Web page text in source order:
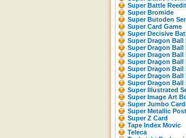
Super Battle
Super Bromide
Super Butoden
Super Card Game
Super Decisive
Super Dragon Ball
Super Dragon Ball
Super Dragon Ball
Super Dragon Ball
Super Dragon Ball
Super Dragon Ball
Super Dragon Ball
Super Illustrated
Super Image Art
Super Jumbo
Super Metallic
Super Z Card
Tape Index Movic
Teleca